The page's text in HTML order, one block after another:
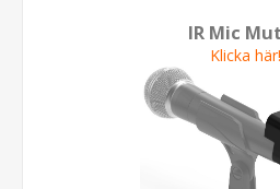
IR Mic
Klicka här!